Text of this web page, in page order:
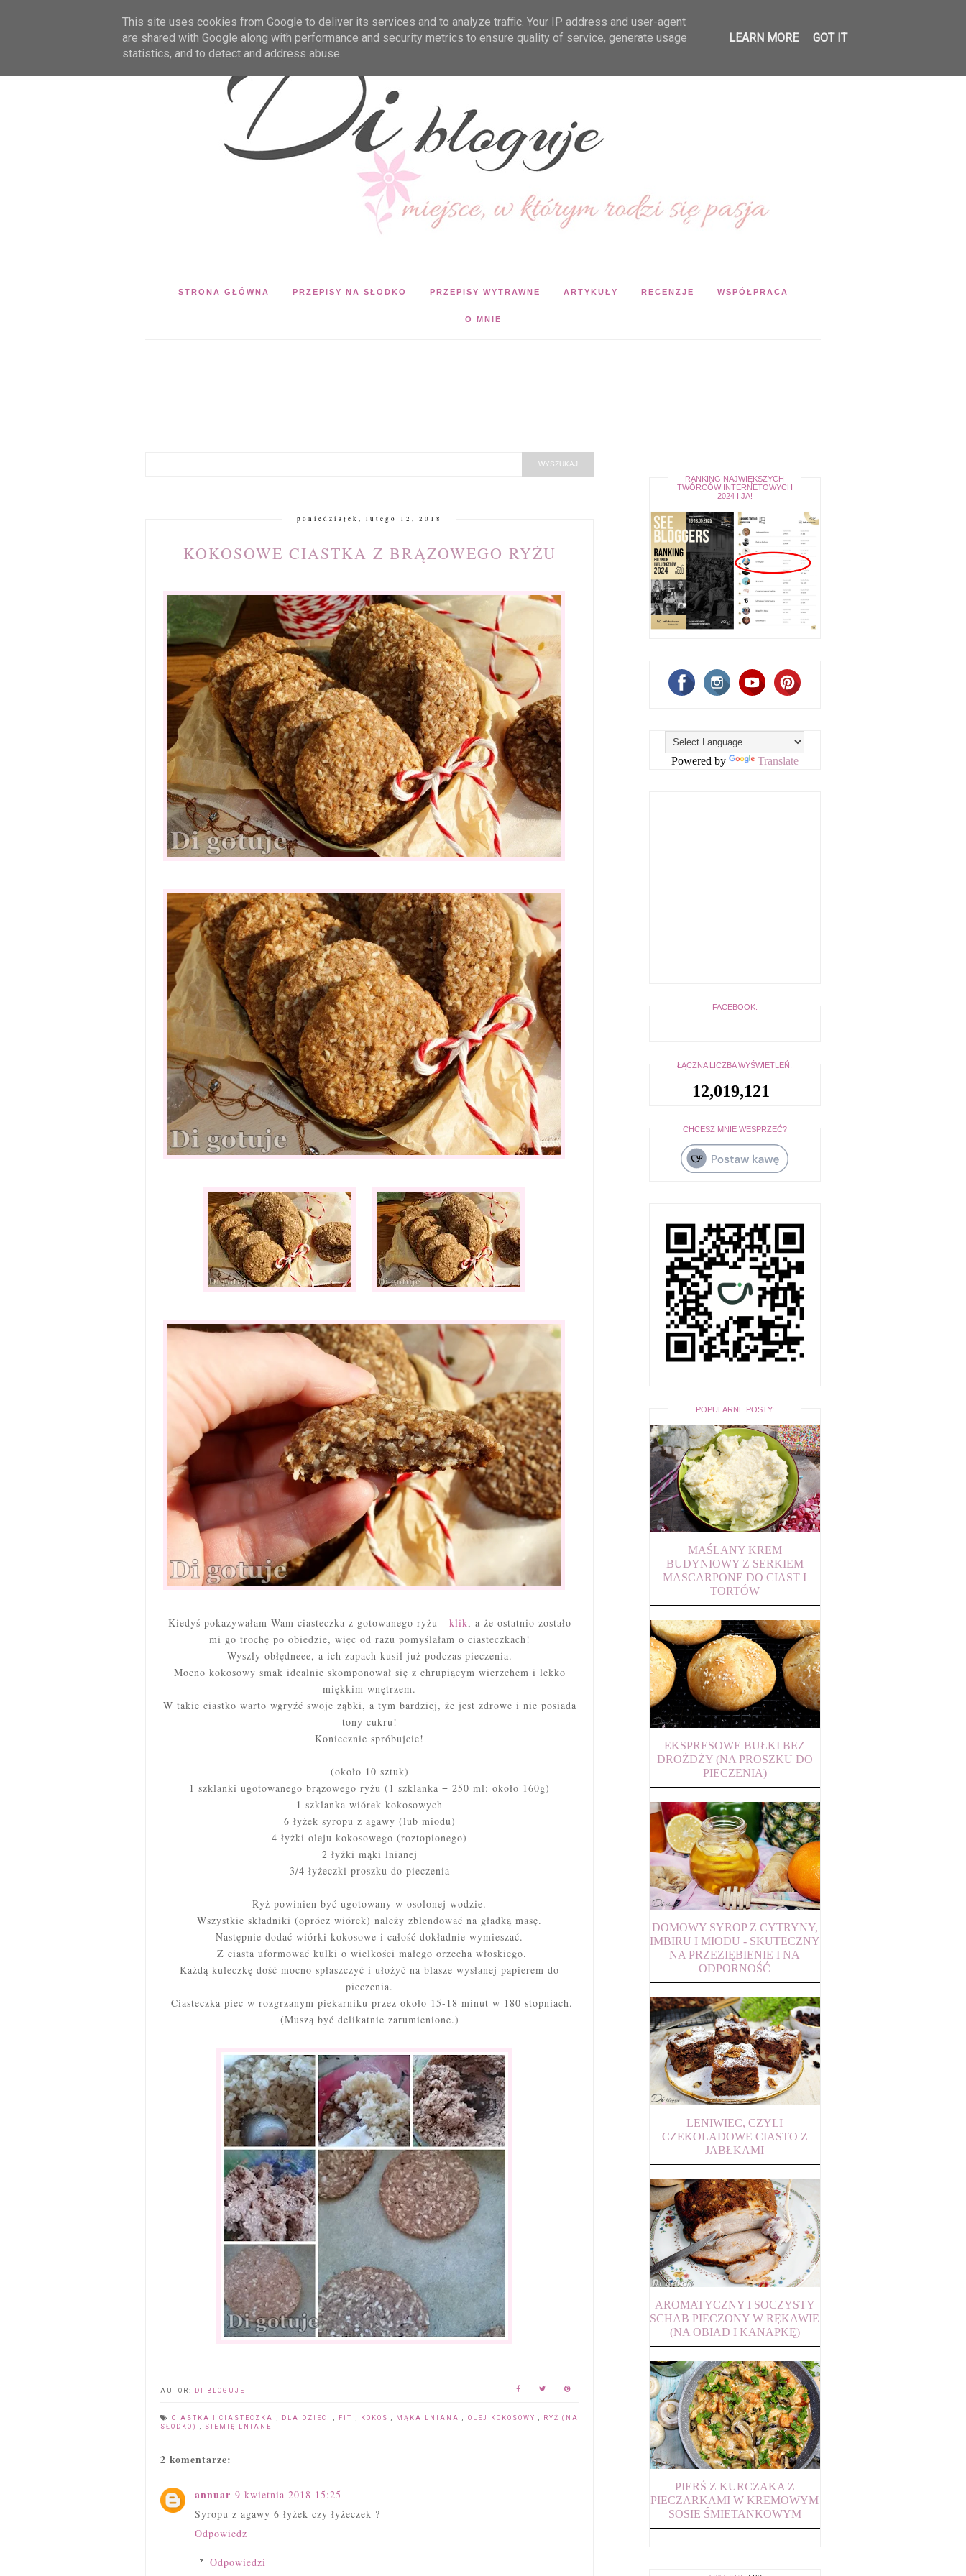
STRONA GŁÓWNA PRZEPISY NA SŁODKO PRZEPISY WYTRAWNE ARTYKUŁY RECENZJE WSPÓŁPRACA
O MNIE
poniedziałek, lutego 12, 2018
KOKOSOWE CIASTKA Z BRĄZOWEGO RYŻU
Kiedyś pokazywałam Wam ciasteczka z gotowanego ryżu - klik, a że ostatnio zostało
mi go trochę po obiedzie, więc od razu pomyślałam o ciasteczkach!
Wyszły obłędneee, a ich zapach kusił już podczas pieczenia.
Mocno kokosowy smak idealnie skomponował się z chrupiącym wierzchem i lekko
miękkim wnętrzem.
W takie ciastko warto wgryźć swoje ząbki, a tym bardziej, że jest zdrowe i nie posiada
tony cukru!
Koniecznie spróbujcie!
(około 10 sztuk)
1 szklanki ugotowanego brązowego ryżu (1 szklanka = 250 ml; około 160g)
1 szklanka wiórek kokosowych
6 łyżek syropu z agawy (lub miodu)
4 łyżki oleju kokosowego (roztopionego)
2 łyżki mąki lnianej
3/4 łyżeczki proszku do pieczenia
Ryż powinien być ugotowany w osolonej wodzie.
Wszystkie składniki (oprócz wiórek) należy zblendować na gładką masę.
Następnie dodać wiórki kokosowe i całość dokładnie wymieszać.
Z ciasta uformować kulki o wielkości małego orzecha włoskiego.
Każdą kuleczkę dość mocno spłaszczyć i ułożyć na blasze wysłanej papierem do
pieczenia.
Ciasteczka piec w rozgrzanym piekarniku przez około 15-18 minut w 180 stopniach.
(Muszą być delikatnie zarumienione.)
AUTOR: DI BLOGUJE
CIASTKA I CIASTECZKA DLA DZIECI FIT KOKOS MĄKA LNIANA OLEJ KOKOSOWY
RYŻ (NA
SŁODKO)
SIEMIĘ LNIANE
2 komentarze:
annuar 9 kwietnia 2018 15:25
Syropu z agawy 6 łyżek czy łyżeczek ?
Odpowiedz
Odpowiedzi
RANKING NAJWIĘKSZYCH
TWÓRCÓW INTERNETOWYCH
2024 I JA!
Powered by Translate
FACEBOOK:
ŁĄCZNA LICZBA WYŚWIETLEŃ:
12,019,121
CHCESZ MNIE WESPRZEĆ?
POPULARNE POSTY:
MAŚLANY KREM
BUDYNIOWY Z SERKIEM
MASCARPONE DO CIAST I
TORTÓW
EKSPRESOWE BUŁKI BEZ
DROŻDŻY (NA PROSZKU DO
PIECZENIA)
DOMOWY SYROP Z CYTRYNY,
IMBIRU I MIODU - SKUTECZNY
NA PRZEZIĘBIENIE I NA
ODPORNOŚĆ
LENIWIEC, CZYLI
CZEKOLADOWE CIASTO Z
JABŁKAMI
AROMATYCZNY I SOCZYSTY
SCHAB PIECZONY W RĘKAWIE
(NA OBIAD I KANAPKĘ)
PIERŚ Z KURCZAKA Z
PIECZARKAMI W KREMOWYM
SOSIE ŚMIETANKOWYM
This site uses cookies from Google to deliver its services and to analyze traffic. Your IP address and user-agent
are shared with Google along with performance and security metrics to ensure quality of service, generate usage
statistics, and to detect and address abuse.
LEARN MORE GOT IT